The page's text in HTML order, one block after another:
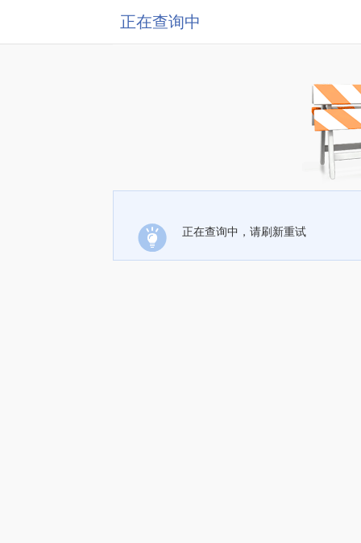
正在查询中
正在查询中，请刷新重试